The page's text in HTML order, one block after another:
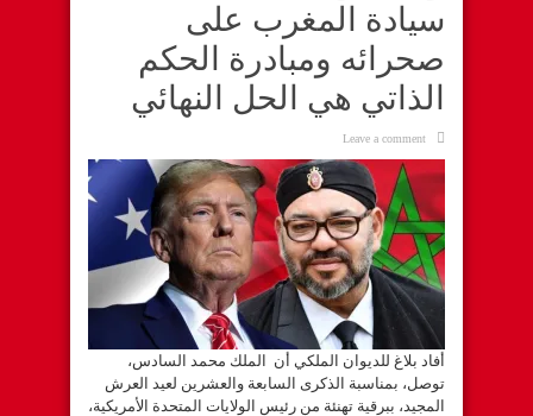
سيادة المغرب على
صحرائه ومبادرة الحكم
الذاتي هي الحل النهائي
Leave a comment
أفاد بلاغ للديوان الملكي أن الملك محمد السادس،
توصل، بمناسبة الذكرى السابعة والعشرين لعيد العرش
المجيد، ببرقية تهنئة من رئيس الولايات المتحدة الأمريكية،